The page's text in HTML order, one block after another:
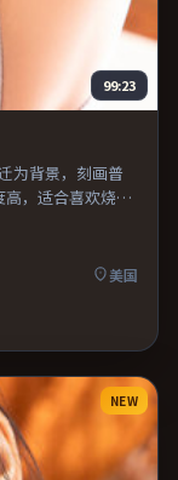
99:23
为背景，刻画普
，适合喜欢烧脑
，口碑潜力不
美国
NEW